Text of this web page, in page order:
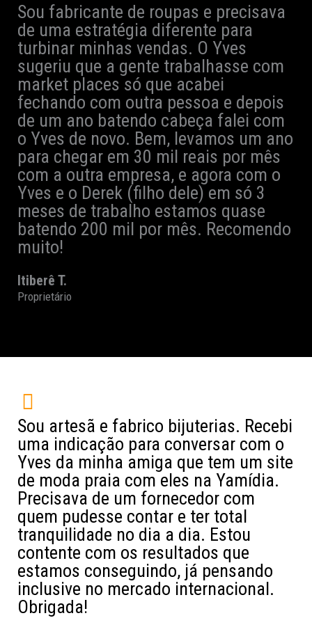
Sou fabricante de roupas e precisava
de uma estratégia diferente para
turbinar minhas vendas. O Yves
sugeriu que a gente trabalhasse com
market places só que acabei
fechando com outra pessoa e depois
de um ano batendo cabeça falei com
o Yves de novo. Bem, levamos um ano
para chegar em 30 mil reais por mês
com a outra empresa, e agora com o
Yves e o Derek (filho dele) em só 3
meses de trabalho estamos quase
batendo 200 mil por mês. Recomendo
muito!
Itiberê T.
Proprietário
Sou artesã e fabrico bijuterias. Recebi
uma indicação para conversar com o
Yves da minha amiga que tem um site
de moda praia com eles na Yamídia.
Precisava de um fornecedor com
quem pudesse contar e ter total
tranquilidade no dia a dia. Estou
contente com os resultados que
estamos conseguindo, já pensando
inclusive no mercado internacional.
Obrigada!